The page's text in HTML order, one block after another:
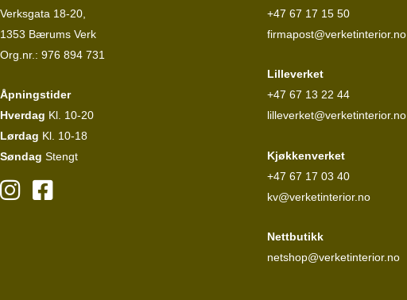
Verksgata 18-20,
1353 Bærums Verk
Org.nr.: 976 894 731
Åpningstider
Hverdag Kl. 10-20
Lørdag Kl. 10-18
Søndag Stengt
+47 67 17 15 50
firmapost@verketinterior.no
Lilleverket
+47 67 13 22 44
lilleverket@verketinterior.no
Kjøkkenverket
+47 67 17 03 40
kv@verketinterior.no
Nettbutikk
netshop@verketinterior.no